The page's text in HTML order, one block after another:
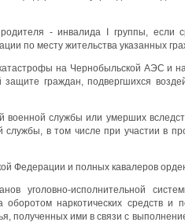
- инвалида I группы, если
по месту жительства указанных
на Чернобыльской АЭС и
граждан, подвергшихся
службы или умерших
в том числе при участии в
Федерации и полных кавалеров
уголовно-исполнительной
наркотических средств и
полученных ими в связи с